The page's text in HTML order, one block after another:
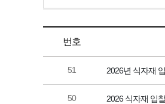
번호
51 2026년 식자재
50 2026 식자재 입